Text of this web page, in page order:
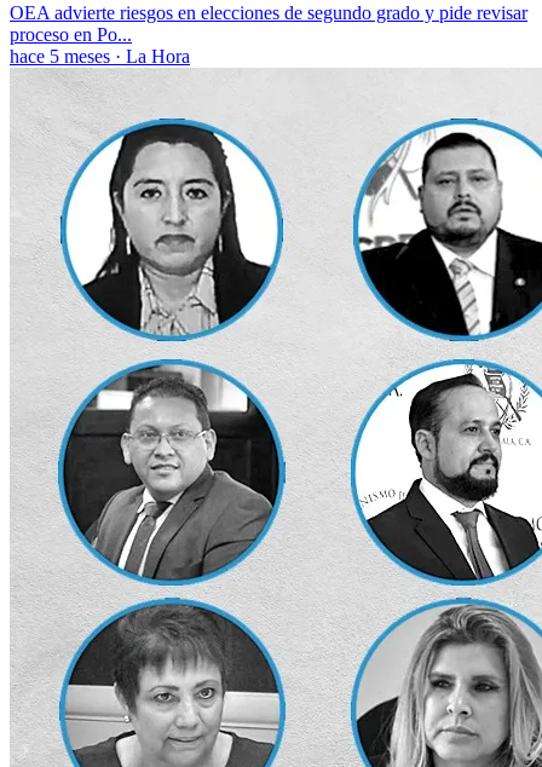
OEA advierte riesgos en elecciones de segundo grado y pide revisar
proceso en Po...
hace 5 meses · La Hora